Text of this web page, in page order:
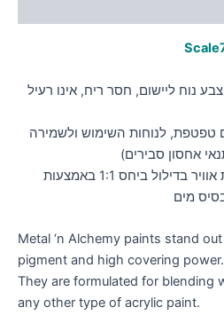
נוח ליישום, חסר ריח, אינו רעיל
טפטפת, לנוחות השימוש ולשמירה
אחסון סבירים)
לצביעה במכחול או במברשת אוויר בדילול ביחס 1:1 באמצעות
מים
Metal ‘n Alchemy paints stand
pigment and high covering power.
They are formulated for blending
any other type of acrylic paint.